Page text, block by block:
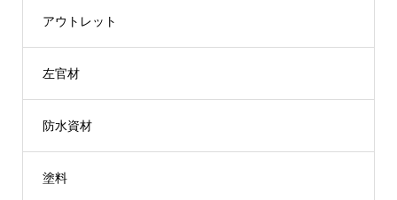
アウトレット
左官材
防水資材
塗料